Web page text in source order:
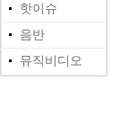
핫이슈
음반
뮤직비디오